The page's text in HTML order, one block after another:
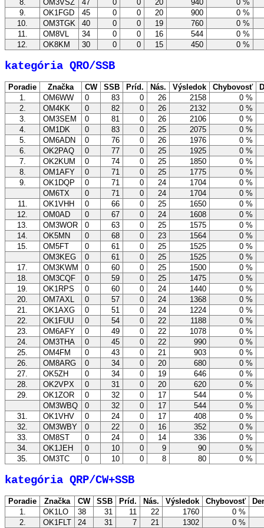
8.
OM3VSZ 47 0 0 20 940
0 %
9.
OK1FGD 45 0 0 20 900
0 %
10.
OM3TGK 40 0 0 19 760
0 %
11.
OM8VL 34 0 0 16 544
0 %
12.
OK8KM 30 0 0 15 450 0 %
kategória QRO/SSB
Poradie Značka CW SSB Príd. Nás. Výsledok Chybovosť
1.
OM6WW 0 83 0 26 2158
0 %
2.
OM4KK 0 82 0 26 2132
0 %
3.
OM3SEM 0 81 0 26 2106
0 %
4.
OM1DK 0 83 0 25 2075
0 %
5.
OM6ADN 0 76 0 26 1976
0 %
6.
OK2PAQ 0 77 0 25 1925
0 %
7.
OK2KUM 0 74 0 25 1850
0 %
8.
OM1AFY 0 71 0 25 1775
0 %
9.
OK1DQP 0 71 0 24 1704
0 %
OM6TX
0 71 0 24 1704
0 %
11.
OK1VHH 0 66 0 25 1650
0 %
12.
OM0AD 0 67 0 24 1608
0 %
13.
OM3WOR 0 63 0 25 1575
0 %
14.
OK5MN 0 68 0 23 1564
0 %
15.
OM5FT 0 61 0 25 1525
0 %
OM3KEG
0 61 0 25 1525
0 %
17.
OM3KWM 0 60 0 25 1500
0 %
18.
OM3CQF 0 59 0 25 1475
0 %
19.
OK1RPS 0 60 0 24 1440
0 %
20.
OM7AXL 0 57 0 24 1368
0 %
21.
OK1AXG 0 51 0 24 1224
0 %
22.
OK1FUU 0 54 0 22 1188
0 %
23.
OM6AFY 0 49 0 22 1078
0 %
24.
OM3THA 0 45 0 22 990
0 %
25.
OM4FM 0 43 0 21 903
0 %
26.
OM8ARG 0 34 0 20 680
0 %
27.
OK5ZH 0 34 0 19 646
0 %
28.
OK2VPX 0 31 0 20 620
0 %
29.
OK1ZOR 0 32 0 17 544
0 %
OM3WBQ
0 32 0 17 544
0 %
31.
OK1VHV 0 24 0 17 408
0 %
32.
OM3WBY 0 22 0 16 352
0 %
33.
OM8ST 0 24 0 14 336
0 %
34.
OK1JEH 0 10 0 9 90
0 %
35.
OM3TC 0 10 0 8 80 0 %
kategória QRP/CW+SSB
Poradie Značka CW SSB Príd. Nás. Výsledok Chybovosť
1.
OK1LO 38 31 11 22 1760
0 %
2.
OK1FLT 24 31 7 21 1302 0 %